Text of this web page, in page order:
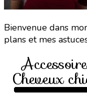
Bienvenue dans
plans et mes